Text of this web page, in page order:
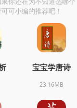
可小编的推荐吧！
宝宝学唐诗
23.16MB